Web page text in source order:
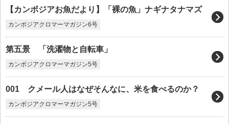
【カンボジアお魚だより】「裸の魚」ナギナタナマズ
カンボジアクロマーマガジン6号
第五景 「洗濯物と自転車」
カンボジアクロマーマガジン5号
001 クメール人はなぜそんなに、米を食べるのか？
カンボジアクロマーマガジン5号